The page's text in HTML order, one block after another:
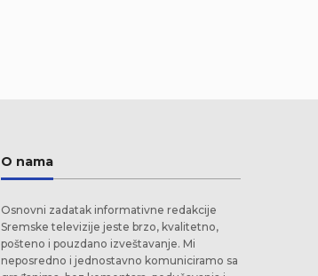
O nama
Osnovni zadatak informativne redakcije
Sremske televizije jeste brzo, kvalitetno,
pošteno i pouzdano izveštavanje. Mi
neposredno i jednostavno komuniciramo sa